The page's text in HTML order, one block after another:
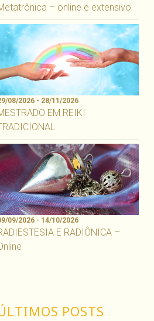
– online e extensivo
08/2026 - 28/11/2026
EM REIKI
09/2026 - 14/10/2026
E RADIÔNICA –
POSTS